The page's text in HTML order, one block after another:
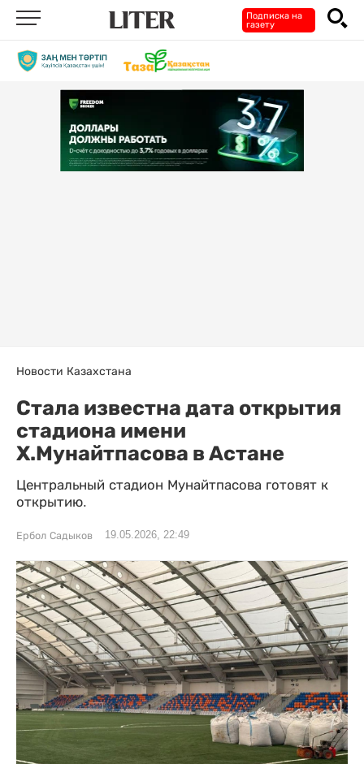
Подписка на
газету
Новости Казахстана
Стала известна дата открытия
стадиона имени
Х.Мунайтпасова в Астане
Центральный стадион Мунайтпасова готовят к
открытию.
Ербол Садыков 19.05.2026, 22:49